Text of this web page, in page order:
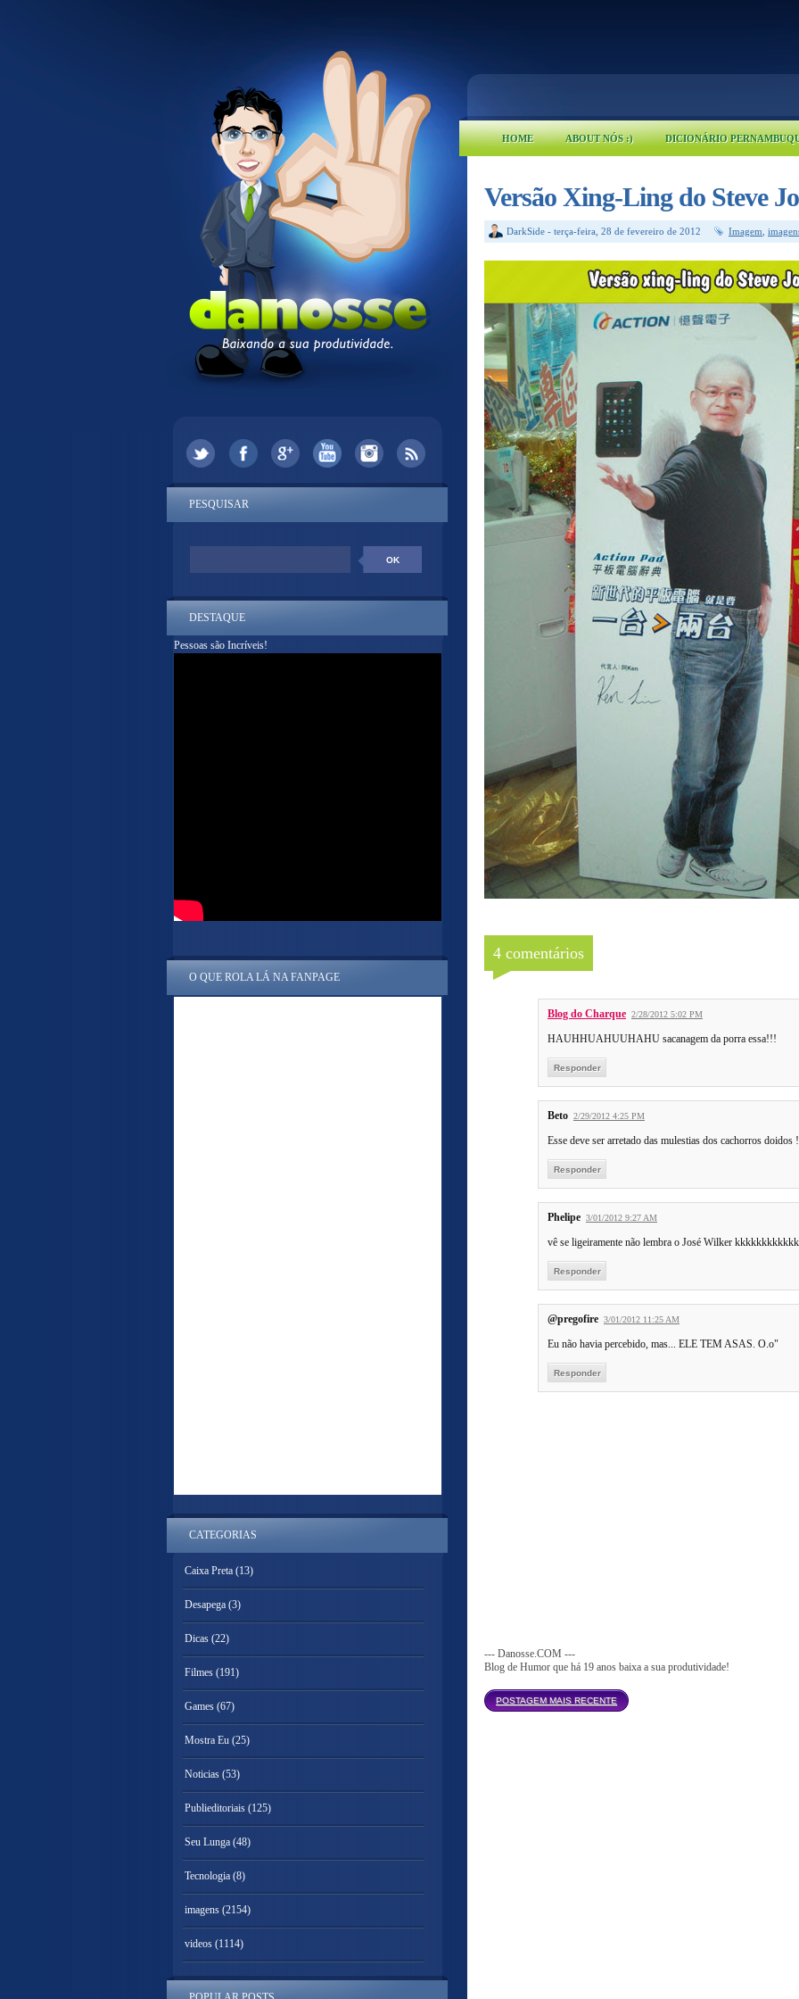
HOME ABOUT NÓS :) DICIONÁRIO
Versão Xing-Ling do Steve
DarkSide - terça-feira, 28 de fevereiro de 2012 Imagem
4 comentários
Blog do Charque 2/28/2012 5:02 PM
HAUHHUAHUUHAHU sacanagem da porra essa!!!
Responder
Beto 2/29/2012 4:25 PM
Esse deve ser arretado das mulestias dos cachorros
Responder
Phelipe 3/01/2012 9:27 AM
vê se ligeiramente não lembra o José Wilker
Responder
@pregofire 3/01/2012 11:25 AM
Eu não havia percebido, mas... ELE TEM ASAS. O.o"
Responder
--- Danosse.COM ---
Blog de Humor que há 19 anos baixa a sua produtividade!
POSTAGEM MAIS RECENTE
PESQUISAR
DESTAQUE
Pessoas são Incríveis!
O QUE ROLA LÁ NA FANPAGE
CATEGORIAS
Caixa Preta (13)
Desapega (3)
Dicas (22)
Filmes (191)
Games (67)
Mostra Eu (25)
Noticias (53)
Publieditoriais (125)
Seu Lunga (48)
Tecnologia (8)
imagens (2154)
videos (1114)